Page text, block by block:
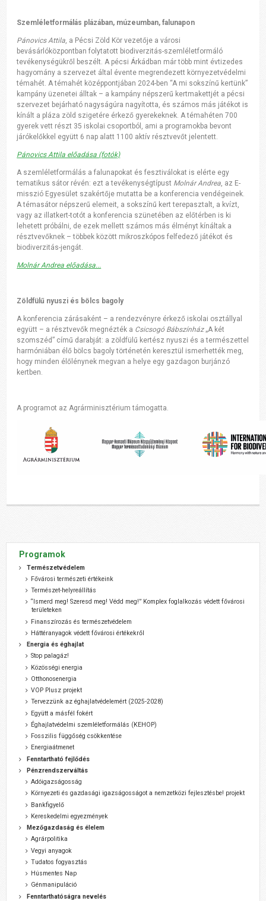
Szemléletformálás plázában, múzeumban, falunapon
Pánovics Attila, a Pécsi Zöld Kör vezetője a városi
bevásárlóközpontban folytatott biodiverzitás-szemléletformáló
tevékenységükről beszélt. A pécsi Árkádban már több mint évtizedes
hagyomány a szervezet által évente megrendezett környezetvédelmi
témahét. A témahét középpontjában 2024-ben “A mi sokszínű kertünk”
kampány üzenetei álltak – a kampány népszerű kertmakettjét a pécsi
szervezet bejárható nagyságúra nagyította, és számos más játékot is
kínált a pláza zöld szigetére érkező gyerekeknek. A témahéten 700
gyerek vett részt 35 iskolai csoportból, ami a programokba bevont
járókelőkkel együtt 6 nap alatt 1100 aktív résztvevőt jelentett.
Pánovics Attila előadása (fotók)
A szemléletformálás a falunapokat és fesztiválokat is elérte egy
tematikus sátor révén: ezt a tevékenységtípust Molnár Andrea, az E-
misszió Egyesület szakértője mutatta be a konferencia vendégeinek.
A témasátor népszerű elemeit, a sokszínű kert terepasztalt, a kvízt,
vagy az illatkert-totót a konferencia szünetében az előtérben is ki
lehetett próbálni, de ezek mellett számos más élményt kínáltak a
résztvevőknek – többek között mikroszkópos felfedező játékot és
biodiverzitás-jengát.
Molnár Andrea előadása...
Zöldfülű nyuszi és bölcs bagoly
A konferencia zárásaként – a rendezvényre érkező iskolai osztállyal
együtt – a résztvevők megnézték a Csicsogó Bábszínház„A két
szomszéd” című darabját: a zöldfülű kertész nyuszi és a természettel
harmóniában élő bölcs bagoly történetén keresztül ismerhették meg,
hogy minden élőlénynek megvan a helye egy gazdagon burjánzó
kertben.
A programot az Agrárminisztérium támogatta.
Programok
Természetvédelem
Fővárosi természeti értékeink
Természet-helyreállítás
“Ismerd meg! Szeresd meg! Védd meg!” Komplex foglalkozás védett fővárosi
területeken
Finanszírozás és természetvédelem
Háttéranyagok védett fővárosi értékekről
Energia és éghajlat
Stop palagáz!
Közösségi energia
Otthonosenergia
VOP Plusz projekt
Tervezzünk az éghajlatvédelemért (2025-2028)
Együtt a másfél fokért
Éghajlatvédelmi szemléletformálás (KEHOP)
Fosszilis függőség csökkentése
Energiaátmenet
Fenntartható fejlődés
Pénzrendszerváltás
Adóigazságosság
Környezeti és gazdasági igazságosságot a nemzetközi fejlesztésbe! projekt
Bankfigyelő
Kereskedelmi egyezmények
Mezőgazdaság és élelem
Agrárpolitika
Vegyi anyagok
Tudatos fogyasztás
Húsmentes Nap
Génmanipuláció
Fenntarthatóságra nevelés